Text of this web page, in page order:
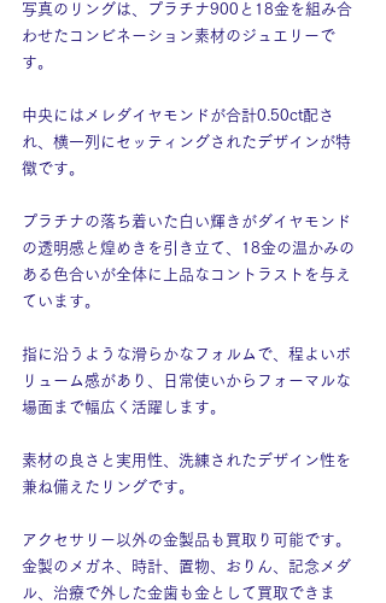
写真のリングは、プラチナ900と18金を組み合
わせたコンビネーション素材のジュエリーで
す。
中央にはメレダイヤモンドが合計0.50ct配さ
れ、横一列にセッティングされたデザインが特
徴です。
プラチナの落ち着いた白い輝きがダイヤモンド
の透明感と煌めきを引き立て、18金の温かみの
ある色合いが全体に上品なコントラストを与え
ています。
指に沿うような滑らかなフォルムで、程よいボ
リューム感があり、日常使いからフォーマルな
場面まで幅広く活躍します。
素材の良さと実用性、洗練されたデザイン性を
兼ね備えたリングです。
アクセサリー以外の金製品も買取り可能です。
金製のメガネ、時計、置物、おりん、記念メダ
ル、治療で外した金歯も金として買取できま